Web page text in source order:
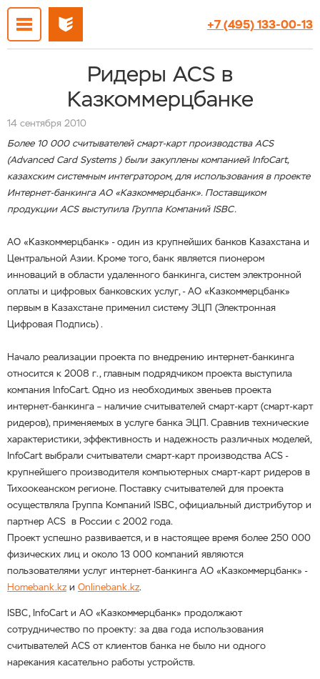
+7 (495) 133-00-13
Ридеры ACS в
Казкоммерцбанке
14 сентября 2010
Более 10 000 считывателей смарт-карт производства ACS
(Advanced Card Systems ) были закуплены компанией InfoСart,
казахским системным интегратором, для использования в проекте
Интернет-банкинга АО «Казкоммерцбанк». Поставщиком
продукцииACSвыступила Группа Компаний ISBC.
АО «Казкоммерцбанк» - один из крупнейших банков Казахстана и
Центральной Азии. Кроме того, банк является пионером
инноваций в области удаленного банкинга, систем электронной
оплаты и цифровых банковских услуг, - АО «Казкоммерцбанк»
первым в Казахстане применил систему ЭЦП (Электронная
Цифровая Подпись) .
Начало реализации проекта по внедрению интернет-банкинга
относится к 2008 г., главным подрядчиком проекта выступила
компания InfoСart. Одно из необходимых звеньев проекта
интернет-банкинга – наличие считывателей смарт-карт (смарт-карт
ридеров), применяемых в услуге банка ЭЦП. Сравнив технические
характеристики, эффективность и надежность различных моделей,
InfoСart выбрали считыватели смарт-карт производства ACS -
крупнейшего производителя компьютерных смарт-карт ридеров в
Тихоокеанском регионе. Поставку считывателей для проекта
осуществляла Группа Компаний ISBC, официальный дистрибутор и
партнер ACS в России с 2002 года.
Проект успешно развивается, и в настоящее время более 250 000
физических лиц и около 13 000 компаний являются
пользователями услуг интернет-банкинга АО «Казкоммерцбанк» -
Homebank.kzи Onlinebank.kz.
ISBC, InfoСart и АО «Казкоммерцбанк» продолжают
сотрудничество по проекту: за два года использования
считывателей ACS от клиентов банка не было ни одного
нарекания касательно работы устройств.